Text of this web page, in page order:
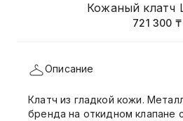
Кожаный клатч
721 300 ₸
Описание
Клатч из гладкой кожи.
бренда на откидном клапане